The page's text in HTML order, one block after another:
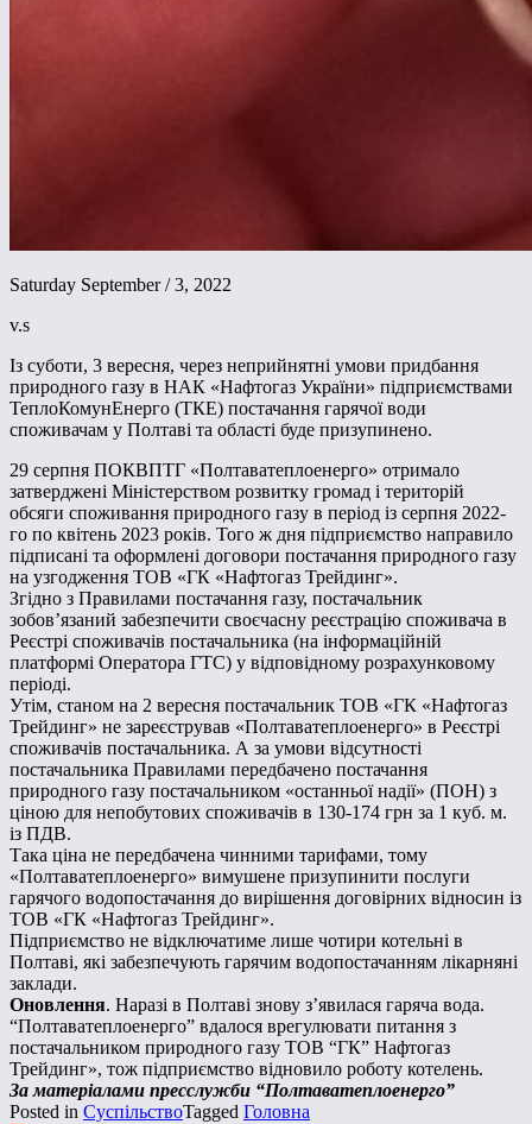
Saturday September / 3, 2022
v.s
Із суботи, 3 вересня, через неприйнятні умови придбання
природного газу в НАК «Нафтогаз України» підприємствами
ТеплоКомунЕнерго (ТКЕ) постачання гарячої води
споживачам у Полтаві та області буде призупинено.
29 серпня ПОКВПТГ «Полтаватеплоенерго» отримало
затверджені Міністерством розвитку громад і територій
обсяги споживання природного газу в період із серпня 2022-
го по квітень 2023 років. Того ж дня підприємство направило
підписані та оформлені договори постачання природного газу
на узгодження ТОВ «ГК «Нафтогаз Трейдинг».
Згідно з Правилами постачання газу, постачальник
зобов’язаний забезпечити своєчасну реєстрацію споживача в
Реєстрі споживачів постачальника (на інформаційній
платформі Оператора ГТС) у відповідному розрахунковому
періоді.
Утім, станом на 2 вересня постачальник ТОВ «ГК «Нафтогаз
Трейдинг» не зареєстрував «Полтаватеплоенерго» в Реєстрі
споживачів постачальника. А за умови відсутності
постачальника Правилами передбачено постачання
природного газу постачальником «останньої надії» (ПОН) з
ціною для непобутових споживачів в 130-174 грн за 1 куб. м.
із ПДВ.
Така ціна не передбачена чинними тарифами, тому
«Полтаватеплоенерго» вимушене призупинити послуги
гарячого водопостачання до вирішення договірних відносин із
ТОВ «ГК «Нафтогаз Трейдинг».
Підприємство не відключатиме лише чотири котельні в
Полтаві, які забезпечують гарячим водопостачанням лікарняні
заклади.
Оновлення. Наразі в Полтаві знову з’явилася гаряча вода.
“Полтаватеплоенерго” вдалося врегулювати питання з
постачальником природного газу ТОВ “ГК” Нафтогаз
Трейдинг», тож підприємство відновило роботу котелень.
За матеріалами пресслужби “Полтаватеплоенерго”
Posted in СуспільствоTagged Головна